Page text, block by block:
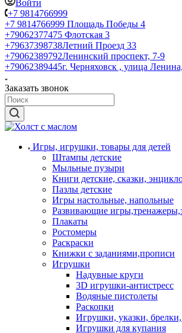
Войти
+7 9814766999
+7 9814766999 Площадь Победы 4
+79062377475 Флотская 3
+79637398738Летний Проезд 33
+79062389792Ленинский проспект, 7-9
+79062389445г. Черняховск , улица
Заказать звонок
Игры, игрушки, товары для детей
Штампы детские
Мыльные пузыри
Книги детские, сказки,
Пазлы детские
Игры настольные, напольные
Развивающие
Плакаты
Ростомеры
Раскраски
Книжки с заданиями,прописи
Игрушки
Надувные круги
3D игрушки-антистресс
Водяные пистолеты
Раскопки
Игрушки, указки,
Игрушки для купания